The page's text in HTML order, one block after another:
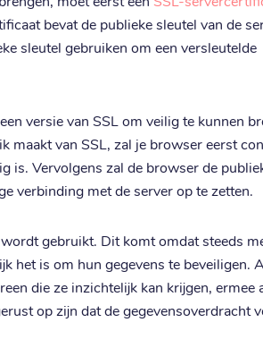
bevat de publieke sleutel van de
sleutel gebruiken om een versleutelde
versie van SSL om veilig te kunnen
maakt van SSL, zal je browser eerst
is. Vervolgens zal de browser de
verbinding met de server op te zetten.
gebruikt. Dit komt omdat steeds
het is om hun gegevens te beveiligen.
die ze inzichtelijk kan krijgen, ermee
op zijn dat de gegevensoverdracht